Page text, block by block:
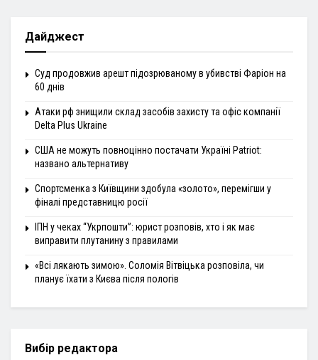
Дайджест
Суд продовжив арешт підозрюваному в убивстві Фаріон на
60 днів
Атаки рф знищили склад засобів захисту та офіс компанії
Delta Plus Ukraine
США не можуть повноцінно постачати Україні Patriot:
названо альтернативу
Спортсменка з Київщини здобула «золото», перемігши у
фіналі представницю росії
ІПН у чеках “Укрпошти”: юрист розповів, хто і як має
виправити плутанину з правилами
«Всі лякають зимою». Соломія Вітвіцька розповіла, чи
планує їхати з Києва після пологів
Вибір редактора